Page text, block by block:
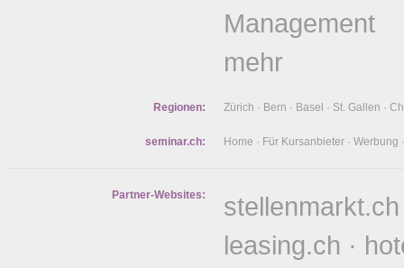
Management
mehr
Regionen: Zürich · Bern · Basel · St. Gallen ·
seminar.ch: Home · Für Kursanbieter · Werbung
Partner-Websites: stellenmarkt.ch
leasing.ch ·